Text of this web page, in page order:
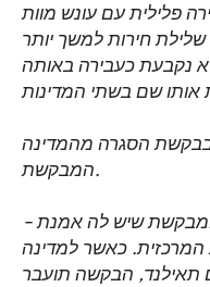
פלילית עם עונש מוות
חירות למשך יותר
נקבעת כעבירה באותה
הסגרה מהמדינה
המבקשת.
- בקשת ההסגרה מהמדינה המבקשת שיש לה אמנת
כאשר למדינה
הבקשה תועבר